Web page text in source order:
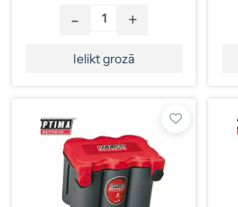
- +
Ielikt grozā